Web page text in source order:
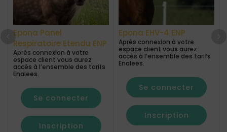
Epona Panel
Respiratoire Etendu ENP
Après connexion à votre
espace client vous aurez
accès à l’ensemble des tarifs
Enalees.
Se connecter
Inscription
Epona EHV-4 ENP
Après connexion à votre
espace client vous aurez
accès à l’ensemble des tarifs
Enalees.
Se connecter
Inscription